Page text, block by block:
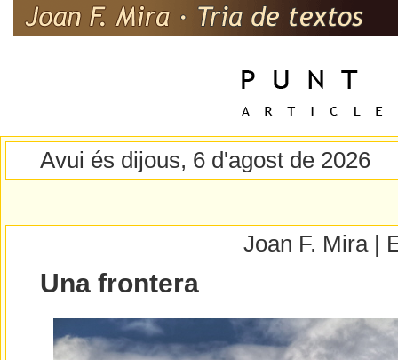
Avui és dijous, 6 d'agost de 2026
Joan F. Mira |
Una frontera